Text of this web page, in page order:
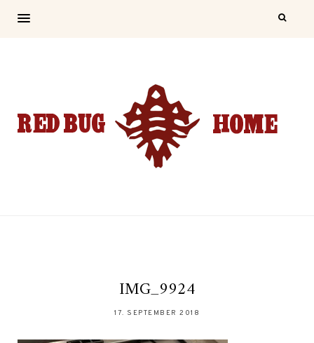
IMG_9924
17. SEPTEMBER 2018